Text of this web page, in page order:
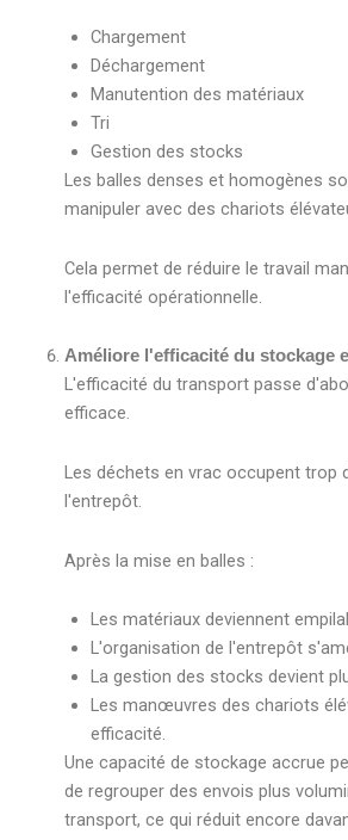
Chargement
Déchargement
Manutention des matériaux
Tri
Gestion des stocks
Les balles denses et homogènes
manipuler avec des chariots
Cela permet de réduire le travail
l'efficacité opérationnelle.
Améliore l'efficacité du stockage
L'efficacité du transport passe
efficace.
Les déchets en vrac occupent trop
l'entrepôt.
Après la mise en balles :
Les matériaux deviennent
L'organisation de l'entrepôt
La gestion des stocks devient
Les manœuvres des chariots
efficacité.
Une capacité de stockage accrue
de regrouper des envois plus
transport, ce qui réduit encore